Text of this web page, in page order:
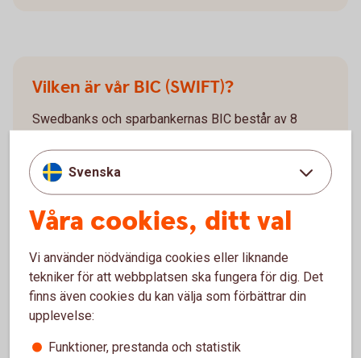
Vilken är vår BIC (SWIFT)?
Swedbanks och sparbankernas BIC består av 8
Ibland används ordet SWIFT istället för BIC. BIC är
inte obligatoriskt för SEPA-betalningar (den
europeiska gireringsstandarden) vilka gör det möjligt
att utföra alla betalningar i euro inom det
Svenska
Våra cookies, ditt val
Vi använder nödvändiga cookies eller liknande
tekniker för att webbplatsen ska fungera för dig. Det
finns även cookies du kan välja som förbättrar din
upplevelse:
Funktioner, prestanda och statistik